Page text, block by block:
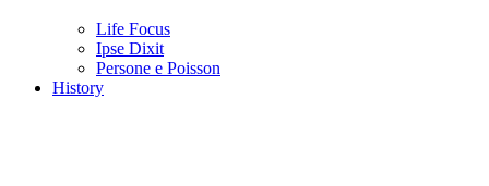
Life Focus
Ipse Dixit
Persone e Poisson
History